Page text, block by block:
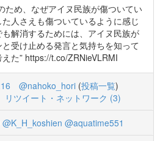
ため、なぜアイヌ民族が傷ついてい
人さえも傷ついているように感じ
も解消するためには、アイヌ民族が
受け止める発言と気持ちを知って
た” https://t.co/ZRNieVLRMI
@nahoko_hori (投稿一覧)
リツイート・ネットワーク (3)
@K_H_koshien @aquatime551